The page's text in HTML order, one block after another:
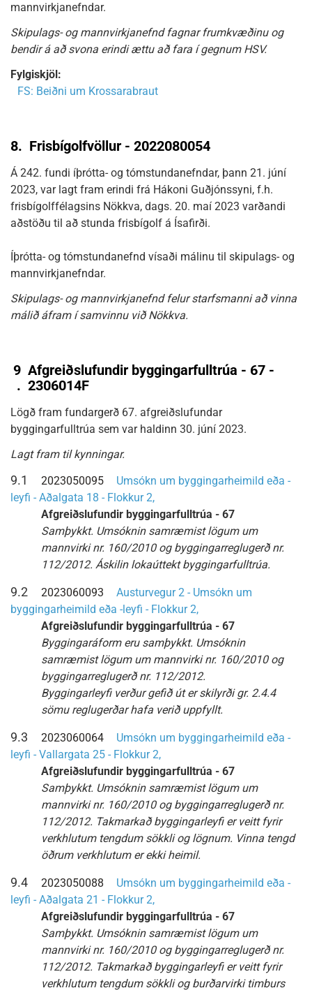
mannvirkjanefndar.
Skipulags- og mannvirkjanefnd fagnar frumkvæðinu og
bendir á að svona erindi ættu að fara í gegnum HSV.
Fylgiskjöl:
FS: Beiðni um Krossarabraut
8. Frisbígolfvöllur - 2022080054
Á 242. fundi íþrótta- og tómstundanefndar, þann 21. júní
2023, var lagt fram erindi frá Hákoni Guðjónssyni, f.h.
frisbígolffélagsins Nökkva, dags. 20. maí 2023 varðandi
aðstöðu til að stunda frisbígolf á Ísafirði.
Íþrótta- og tómstundanefnd vísaði málinu til skipulags- og
mannvirkjanefndar.
Skipulags- og mannvirkjanefnd felur starfsmanni að vinna
málið áfram í samvinnu við Nökkva.
9
.
Afgreiðslufundir byggingarfulltrúa - 67 -
2306014F
Lögð fram fundargerð 67. afgreiðslufundar
byggingarfulltrúa sem var haldinn 30. júní 2023.
Lagt fram til kynningar.
9.1 2023050095
Umsókn um byggingarheimild eða -
leyfi - Aðalgata 18 - Flokkur 2,
Afgreiðslufundir byggingarfulltrúa - 67
Samþykkt. Umsóknin samræmist lögum um
mannvirki nr. 160/2010 og byggingarreglugerð nr.
112/2012. Áskilin lokaúttekt byggingarfulltrúa.
9.2 2023060093
Austurvegur 2 - Umsókn um
byggingarheimild eða -leyfi - Flokkur 2,
Afgreiðslufundir byggingarfulltrúa - 67
Byggingaráform eru samþykkt. Umsóknin
samræmist lögum um mannvirki nr. 160/2010 og
byggingarreglugerð nr. 112/2012.
Byggingarleyfi verður gefið út er skilyrði gr. 2.4.4
sömu reglugerðar hafa verið uppfyllt.
9.3 2023060064
Umsókn um byggingarheimild eða -
leyfi - Vallargata 25 - Flokkur 2,
Afgreiðslufundir byggingarfulltrúa - 67
Samþykkt. Umsóknin samræmist lögum um
mannvirki nr. 160/2010 og byggingarreglugerð nr.
112/2012. Takmarkað byggingarleyfi er veitt fyrir
verkhlutum tengdum sökkli og lögnum. Vinna tengd
öðrum verkhlutum er ekki heimil.
9.4 2023050088
Umsókn um byggingarheimild eða -
leyfi - Aðalgata 21 - Flokkur 2,
Afgreiðslufundir byggingarfulltrúa - 67
Samþykkt. Umsóknin samræmist lögum um
mannvirki nr. 160/2010 og byggingarreglugerð nr.
112/2012. Takmarkað byggingarleyfi er veitt fyrir
verkhlutum tengdum sökkli og burðarvirki timburs